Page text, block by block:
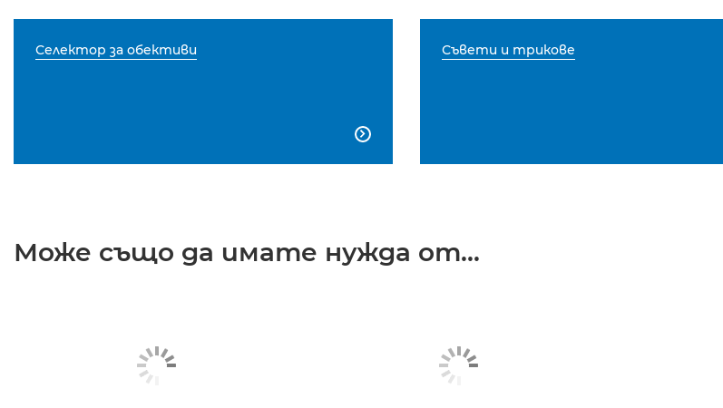
Селектор за обективи

Съвети и трикове
Може също да имате нужда от...